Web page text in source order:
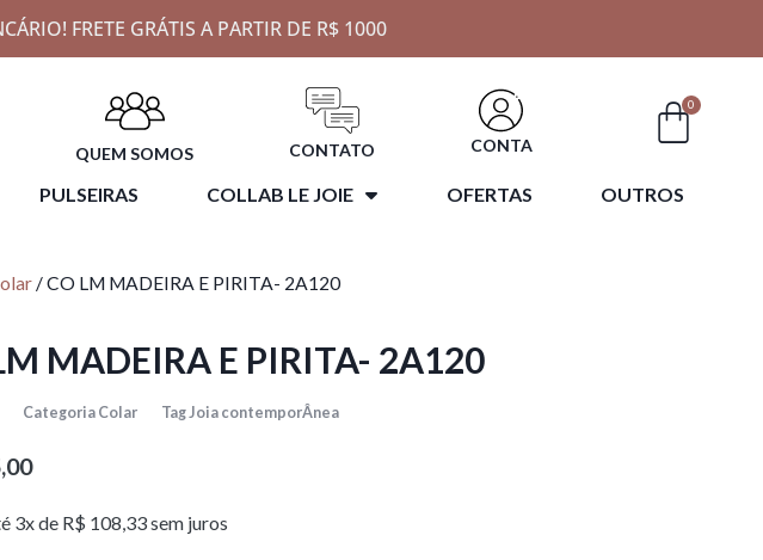
FRETE GRÁTIS A PARTIR DE R$ 1000
QUEM SOMOS CONTATO CONTA
0
PULSEIRAS COLLAB LE JOIE OFERTAS OUTROS
/ CO LM MADEIRA E PIRITA- 2A120
MADEIRA E PIRITA- 2A120
Categoria Colar Tag Joia contemporÂnea
3x de R$ 108,33sem juros